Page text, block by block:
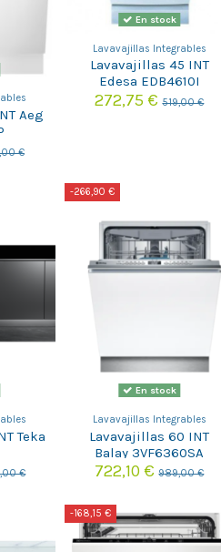
Aeg
€
En stock
Lavavajillas Integrables
Lavavajillas 45 INT
Edesa EDB4610I
272,75 €519,00 €
Teka
€
-266,90 €
En stock
Lavavajillas Integrables
Lavavajillas 60 INT
Balay 3VF6360SA
722,10 €989,00 €
-168,15 €